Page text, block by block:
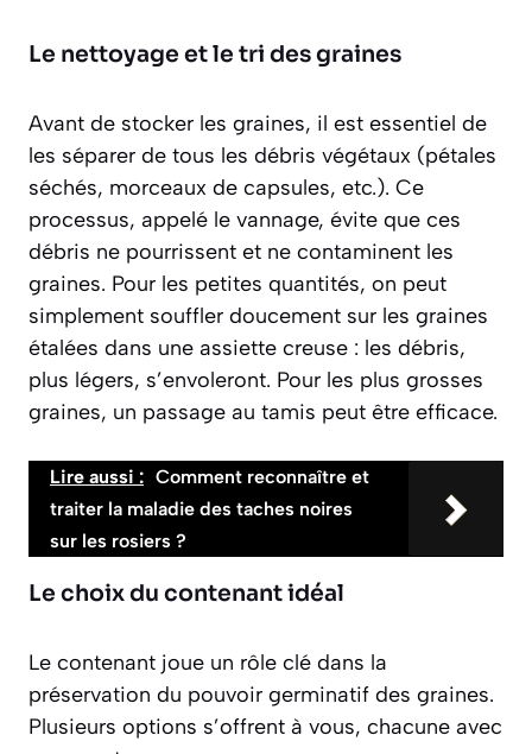
Le nettoyage et le tri des graines
Avant de stocker les graines, il est essentiel de
les séparer de tous les débris végétaux (pétales
séchés, morceaux de capsules, etc.). Ce
processus, appelé le vannage, évite que ces
débris ne pourrissent et ne contaminent les
graines. Pour les petites quantités, on peut
simplement souffler doucement sur les graines
étalées dans une assiette creuse : les débris,
plus légers, s’envoleront. Pour les plus grosses
graines, un passage au tamis peut être efficace.
Lire aussi : Comment reconnaître et
traiter la maladie des taches noires
sur les rosiers ?
Le choix du contenant idéal
Le contenant joue un rôle clé dans la
préservation du pouvoir germinatif des graines.
Plusieurs options s’offrent à vous, chacune avec